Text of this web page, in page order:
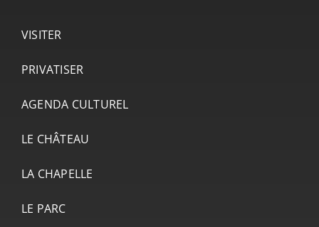
VISITER
PRIVATISER
AGENDA CULTUREL
LE CHÂTEAU
LA CHAPELLE
LE PARC